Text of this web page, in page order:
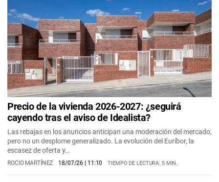
Precio de la vivienda 2026-2027: ¿seguirá
cayendo tras el aviso de Idealista?
Las rebajas en los anuncios anticipan una moderación del mercado,
pero no un desplome generalizado. La evolución del Euríbor, la
escasez de oferta y…
ROCIO MARTÍNEZ 18/07/26 | 11:10 TIEMPO DE LECTURA: 5 MIN.